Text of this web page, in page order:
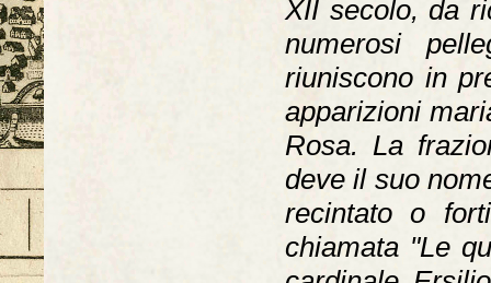
XII secolo, da
numerosi
riuniscono in
apparizioni
Rosa. La
deve il suo
recintato o
chiamata "Le